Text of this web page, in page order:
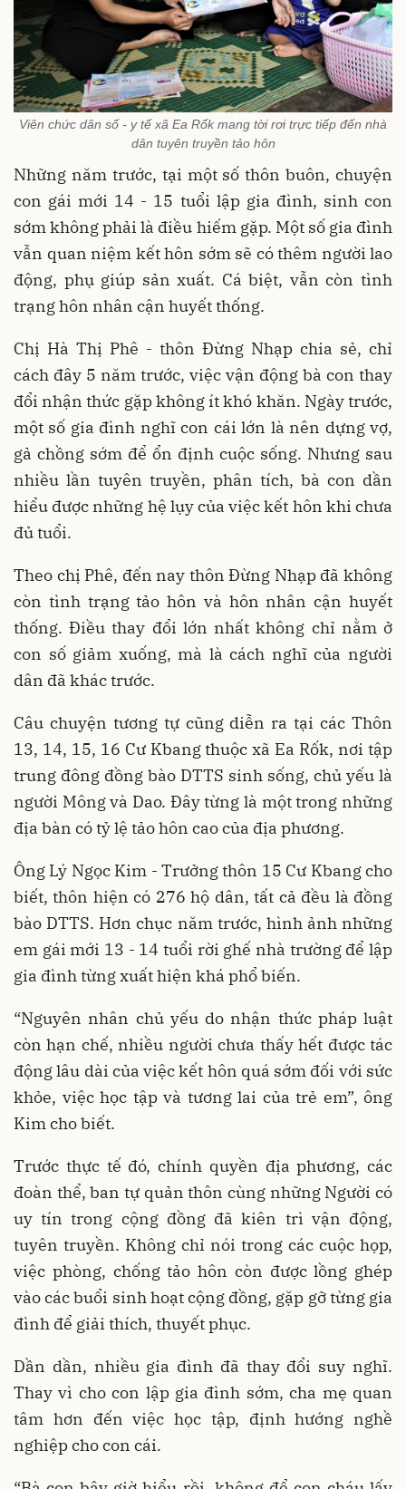
Viên chức dân số - y tế xã Ea Rốk mang tời rơi trực tiếp đến nhà
dân tuyên truyền tảo hôn
Những năm trước, tại một số thôn buôn, chuyện
con gái mới 14 - 15 tuổi lập gia đình, sinh con
sớm không phải là điều hiếm gặp. Một số gia đình
vẫn quan niệm kết hôn sớm sẽ có thêm người lao
động, phụ giúp sản xuất. Cá biệt, vẫn còn tình
trạng hôn nhân cận huyết thống.
Chị Hà Thị Phê - thôn Đừng Nhạp chia sẻ, chỉ
cách đây 5 năm trước, việc vận động bà con thay
đổi nhận thức gặp không ít khó khăn. Ngày trước,
một số gia đình nghĩ con cái lớn là nên dựng vợ,
gả chồng sớm để ổn định cuộc sống. Nhưng sau
nhiều lần tuyên truyền, phân tích, bà con dần
hiểu được những hệ lụy của việc kết hôn khi chưa
đủ tuổi.
Theo chị Phê, đến nay thôn Đừng Nhạp đã không
còn tình trạng tảo hôn và hôn nhân cận huyết
thống. Điều thay đổi lớn nhất không chỉ nằm ở
con số giảm xuống, mà là cách nghĩ của người
dân đã khác trước.
Câu chuyện tương tự cũng diễn ra tại các Thôn
13, 14, 15, 16 Cư Kbang thuộc xã Ea Rốk, nơi tập
trung đông đồng bào DTTS sinh sống, chủ yếu là
người Mông và Dao. Đây từng là một trong những
địa bàn có tỷ lệ tảo hôn cao của địa phương.
Ông Lý Ngọc Kim - Trưởng thôn 15 Cư Kbang cho
biết, thôn hiện có 276 hộ dân, tất cả đều là đồng
bào DTTS. Hơn chục năm trước, hình ảnh những
em gái mới 13 - 14 tuổi rời ghế nhà trường để lập
gia đình từng xuất hiện khá phổ biến.
“Nguyên nhân chủ yếu do nhận thức pháp luật
còn hạn chế, nhiều người chưa thấy hết được tác
động lâu dài của việc kết hôn quá sớm đối với sức
khỏe, việc học tập và tương lai của trẻ em”, ông
Kim cho biết.
Trước thực tế đó, chính quyền địa phương, các
đoàn thể, ban tự quản thôn cùng những Người có
uy tín trong cộng đồng đã kiên trì vận động,
tuyên truyền. Không chỉ nói trong các cuộc họp,
việc phòng, chống tảo hôn còn được lồng ghép
vào các buổi sinh hoạt cộng đồng, gặp gỡ từng gia
đình để giải thích, thuyết phục.
Dần dần, nhiều gia đình đã thay đổi suy nghĩ.
Thay vì cho con lập gia đình sớm, cha mẹ quan
tâm hơn đến việc học tập, định hướng nghề
nghiệp cho con cái.